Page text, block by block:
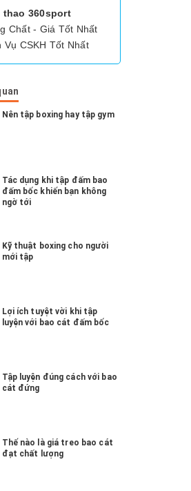
thao 360sport
Chất - Giá Tốt Nhất
Vụ CSKH Tốt Nhất
Nên tập boxing hay tập gym
Tác dụng khi tập đấm bao
đấm bốc khiến bạn không
ngờ tới
Kỹ thuật boxing cho người
mới tập
Lợi ích tuyệt vời khi tập
luyện với bao cát đấm bốc
Tập luyện đúng cách với bao
cát đứng
Thế nào là giá treo bao cát
đạt chất lượng